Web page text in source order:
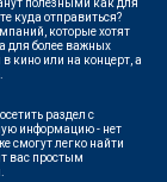
куда отправиться?
которые хотят
для более важных
кино или на концерт, а
раздел с
информацию - нет
смогут легко найти
вас простым